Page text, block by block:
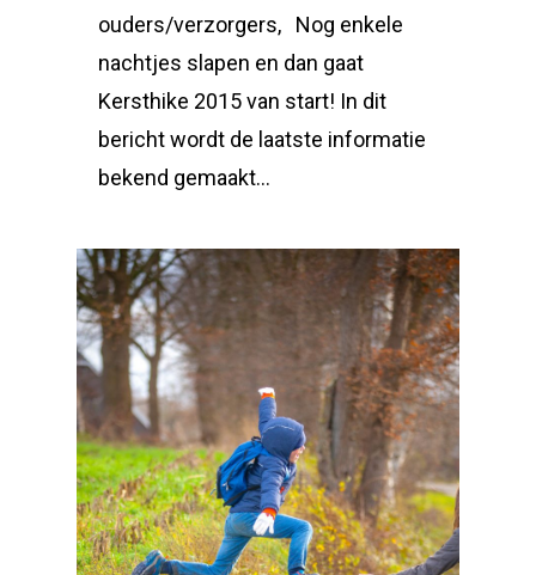
ouders/verzorgers, Nog enkele
nachtjes slapen en dan gaat
Kersthike 2015 van start! In dit
bericht wordt de laatste informatie
bekend gemaakt…